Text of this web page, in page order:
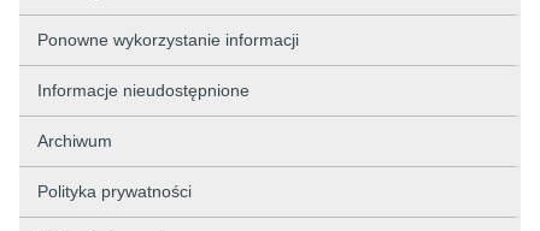
Ponowne wykorzystanie informacji
Informacje nieudostępnione
Archiwum
Polityka prywatności